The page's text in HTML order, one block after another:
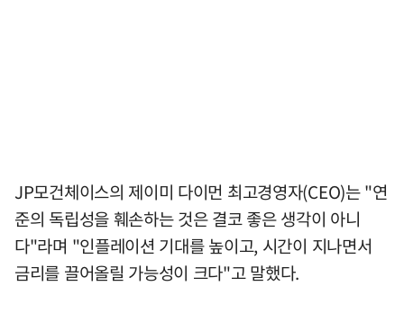
JP모건체이스의 제이미 다이먼 최고경영자(CEO)는 "연
준의 독립성을 훼손하는 것은 결코 좋은 생각이 아니
다"라며 "인플레이션 기대를 높이고, 시간이 지나면서
금리를 끌어올릴 가능성이 크다"고 말했다.